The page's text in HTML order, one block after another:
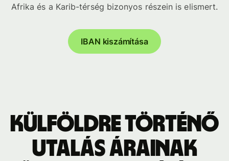
Afrika és a Karib-térség bizonyos részein is elismert.
IBAN kiszámítása
Külföldre történő
utalás árainak